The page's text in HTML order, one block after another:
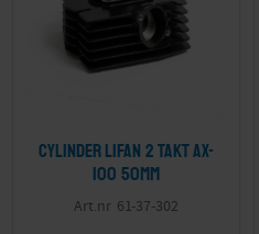
Cylinder Lifan 2 takt AX-
100 50mm
61-37-302